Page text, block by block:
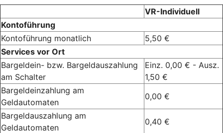
VR-Individuell
Kontoführung
Kontoführung monatlich
5,50 €
Services vor Ort
Bargeldein- bzw. Bargeldauszahlung
am Schalter
Einz. 0,00 € - Ausz.
1,50 €
Bargeldeinzahlung am
Geldautomaten
0,00 €
Bargeldauszahlung am
Geldautomaten
0,40 €